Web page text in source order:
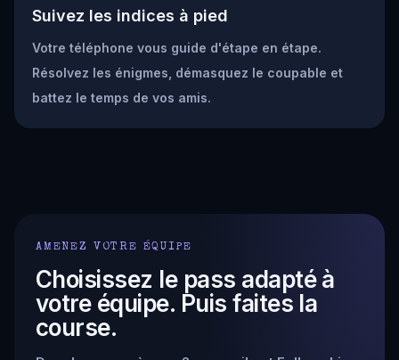
Suivez les indices à pied
Votre téléphone vous guide d'étape en étape.
Résolvez les énigmes, démasquez le coupable et
battez le temps de vos amis.
AMENEZ VOTRE ÉQUIPE
Choisissez le pass adapté à
votre équipe. Puis faites la
course.